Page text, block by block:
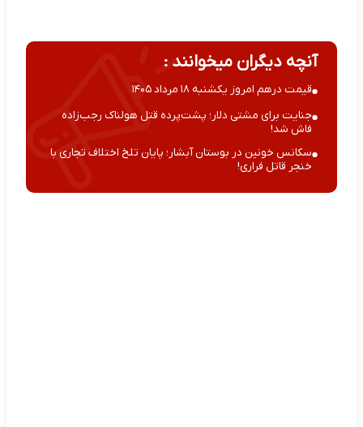
آنچه دیگران میخوانند :
قیمت درهم امروز یکشنبه ۱۸ مرداد ۱۴۰۵
جنایت برای مشتی دلار؛ پشت‌پرده قتل هولناک رجب‌زاده
فاش شد!
سکانس خونین در بوستان آبشار؛ پایان تلخ اختلاف تجاری با
خنجر قاتل فراری!